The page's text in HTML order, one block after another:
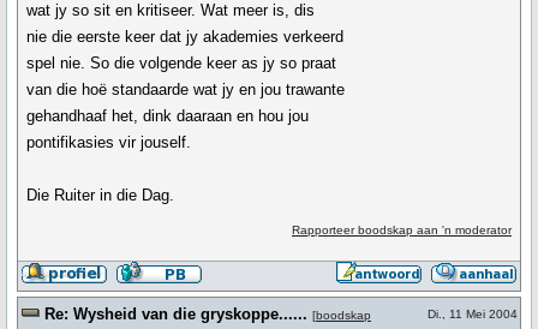
wat jy so sit en kritiseer. Wat meer is, dis
nie die eerste keer dat jy akademies verkeerd
spel nie. So die volgende keer as jy so praat
van die hoë standaarde wat jy en jou trawante
gehandhaaf het, dink daaraan en hou jou
pontifikasies vir jouself.
Die Ruiter in die Dag.
Rapporteer boodskap aan 'n moderator
Re: Wysheid van die gryskoppe...... [boodskap
Di., 11 Mei 2004